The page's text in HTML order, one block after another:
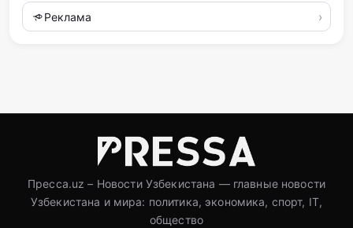
Реклама
Пресса.uz – Новости Узбекистана — главные новости
Узбекистана и мира: политика, экономика, спорт, IT,
общество